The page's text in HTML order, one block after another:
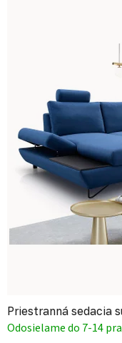
Priestranná sedacia
Odosielame do 7-14